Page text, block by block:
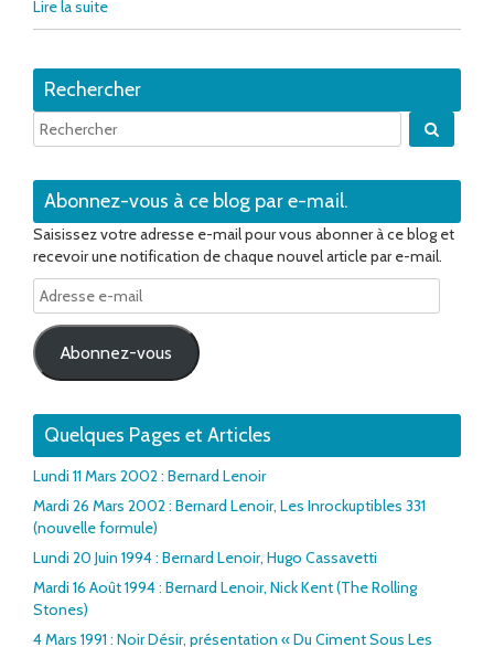
Lire la suite
Rechercher
Abonnez-vous à ce blog par e-mail.
Saisissez votre adresse e-mail pour vous abonner à ce blog et
recevoir une notification de chaque nouvel article par e-mail.
Adresse
e-
mail
Abonnez-vous
Quelques Pages et Articles
Lundi 11 Mars 2002 : Bernard Lenoir
Mardi 26 Mars 2002 : Bernard Lenoir, Les Inrockuptibles 331
(nouvelle formule)
Lundi 20 Juin 1994 : Bernard Lenoir, Hugo Cassavetti
Mardi 16 Août 1994 : Bernard Lenoir, Nick Kent (The Rolling
Stones)
4 Mars 1991 : Noir Désir, présentation « Du Ciment Sous Les